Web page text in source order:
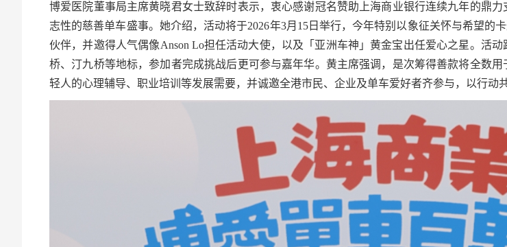
博爱医院董事局主席黄晓君女士致辞时表示，衷心感谢冠名赞助上海商业银行连续九年的鼎
志性的慈善单车盛事。她介绍，活动将于2026年3月15日举行，今年特别以象征关怀与希望的
伙伴，并邀得人气偶像Anson Lo担任活动大使，以及「亚洲车神」黄金宝出任爱心之星。活
桥、汀九桥等地标，参加者完成挑战后更可参与嘉年华。黄主席强调，是次筹得善款将全数
轻人的心理辅导、职业培训等发展需要，并诚邀全港市民、企业及单车爱好者齐参与，以行动